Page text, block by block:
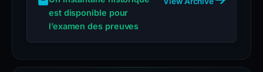
monitoring
for
subdomains.
est disponible pour
l’examen des preuves